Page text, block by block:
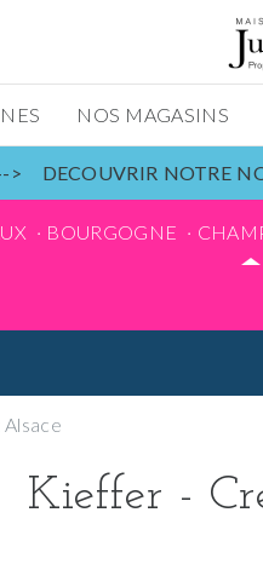
NOS MAGASINS
> DECOUVRIR NOTRE
BOURGOGNE
Kieffer -